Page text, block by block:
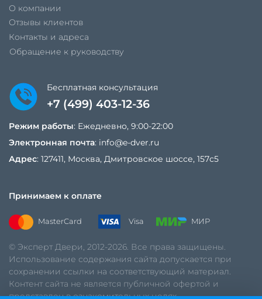
О компании
Отзывы клиентов
Контакты и адреса
Обращение к руководству
Бесплатная консультация
+7 (499) 403-12-36
Режим работы: Ежедневно, 9:00-22:00
Электронная почта: info@e-dver.ru
Адрес: 127411, Москва, Дмитровское шоссе, 157с5
Принимаем к оплате
MasterCard Visa МИР
© Эксперт Двери, 2012-2026. Все права защищены.
Использование содержания сайта допускается при
сохранении ссылки на соответствующий материал.
Контент сайта не является публичной офертой и
представлен в ознакомительных целях.